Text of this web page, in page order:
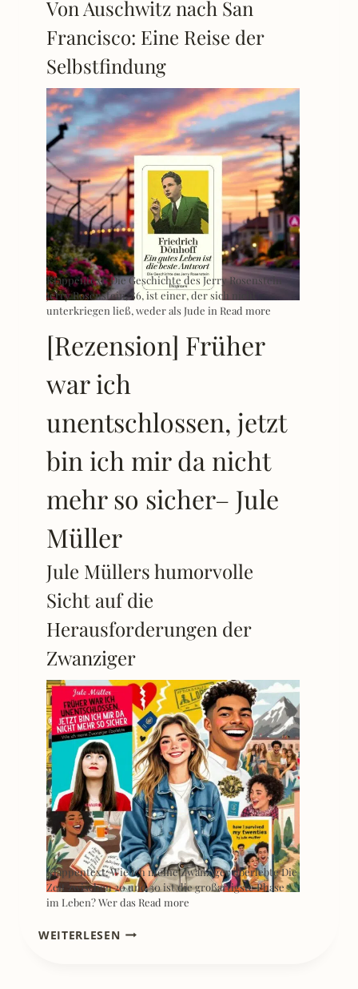
Von Auschwitz nach San
Francisco: Eine Reise der
Selbstfindung
Klappentext: Die Geschichte des Jerry Rosenstein
Jerry Rosenstein, 86, ist einer, der sich nicht
unterkriegen ließ, weder als Jude in Read more
[Rezension] Früher
war ich
unentschlossen, jetzt
bin ich mir da nicht
mehr so sicher– Jule
Müller
Jule Müllers humorvolle
Sicht auf die
Herausforderungen der
Zwanziger
Klappentext: Wie ich meine Zwanziger überlebte Die
Zeit zwischen 20 und 30 ist die großartigste Phase
im Leben? Wer das Read more
WEITERLESEN[REZENSION]